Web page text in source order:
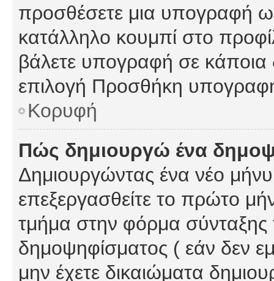
προσθέσετε μια υπογραφή
κατάλληλο κουμπί στο
βάλετε υπογραφή σε κάποια
επιλογή Προσθήκη
Κορυφή
Πώς δημιουργώ ένα
Δημιουργώντας ένα νέο
επεξεργασθείτε το πρώτο
τμήμα στην φόρμα σύνταξης
δημοψηφίσματος ( εάν δεν
μην έχετε δικαιώματα